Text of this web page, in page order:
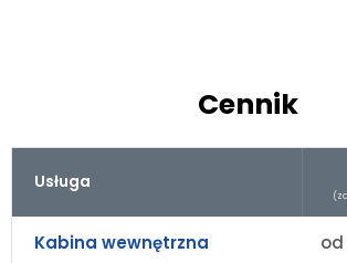
Cennik
Usługa
Kabina wewnętrzna od